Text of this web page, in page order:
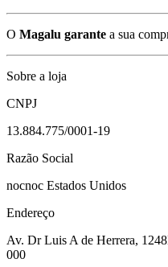
O Magalu garante a sua
Sobre a loja
CNPJ
13.884.775/0001-19
Razão Social
nocnoc Estados Unidos
Endereço
Av. Dr Luis A de Herrera, 1248
000